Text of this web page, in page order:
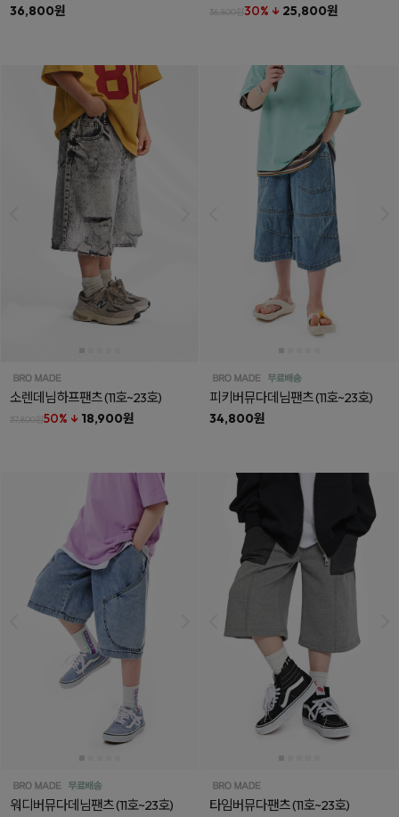
36,800원 36,800원30% ↓ 25,800원
소렌데님하프팬츠(11호~23호)
37,800원50% ↓ 18,900원
피키버뮤다데님팬츠(11호~23호)
34,800원
워디버뮤다데님팬츠(11호~23호) 타임버뮤다팬츠(11호~23호)